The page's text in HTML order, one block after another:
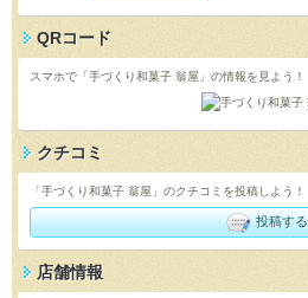
QRコード
スマホで「手づくり和菓子 翁屋」の情報を見よう！
クチコミ
「手づくり和菓子 翁屋」のクチコミを投稿しよう！
投稿する
店舗情報